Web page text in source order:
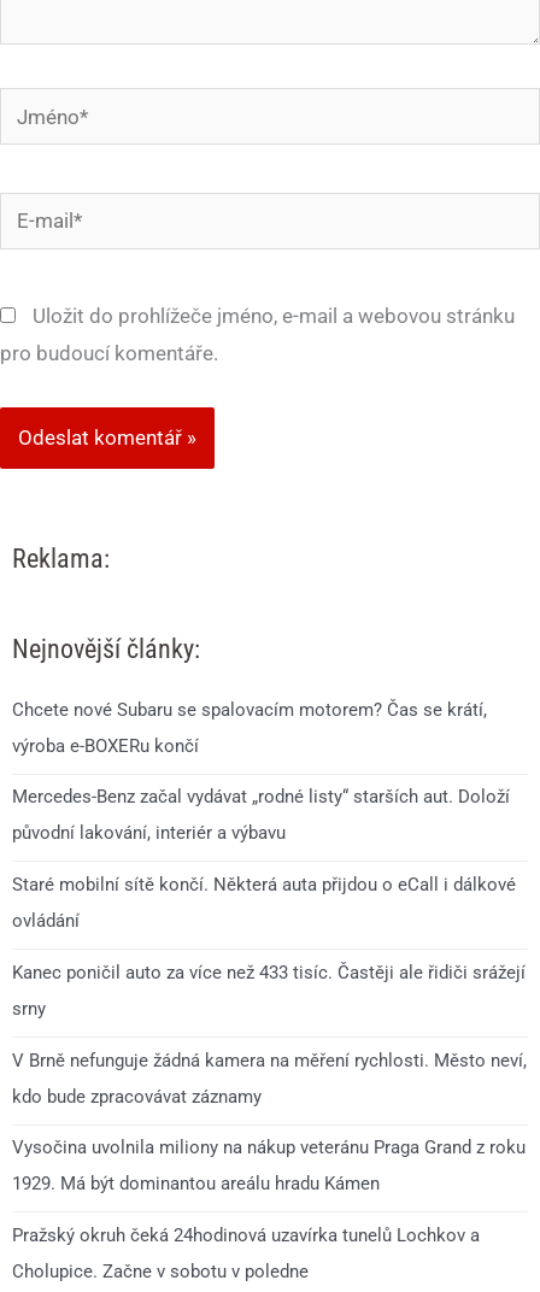
Jméno*
mail*
Uložit do prohlížeče jméno, e-mail a webovou stránku
pro budoucí komentáře.
Reklama:
Nejnovější články:
Chcete nové Subaru se spalovacím motorem? Čas se krátí,
výroba e-BOXERu končí
Mercedes-Benz začal vydávat „rodné listy“ starších aut. Doloží
původní lakování, interiér a výbavu
Staré mobilní sítě končí. Některá auta přijdou o eCall i dálkové
ovládání
Kanec poničil auto za více než 433 tisíc. Častěji ale řidiči srážejí
srny
V Brně nefunguje žádná kamera na měření rychlosti. Město neví,
kdo bude zpracovávat záznamy
Vysočina uvolnila miliony na nákup veteránu Praga Grand z roku
1929. Má být dominantou areálu hradu Kámen
Pražský okruh čeká 24hodinová uzavírka tunelů Lochkov a
Cholupice. Začne v sobotu v poledne